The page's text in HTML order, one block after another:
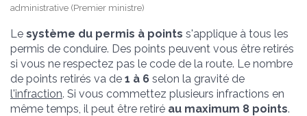
administrative (Premier ministre)
Le système du permis à points s'applique à tous les
permis de conduire. Des points peuvent vous être retirés
si vous ne respectez pas le code de la route. Le nombre
de points retirés va de 1 à 6 selon la gravité de
l'infraction. Si vous commettez plusieurs infractions en
même temps, il peut être retiré au maximum 8 points.